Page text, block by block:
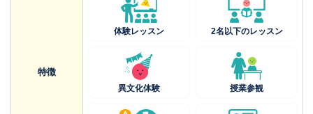
特徴
体験レッスン 2名以下のレッスン
異文化体験 授業参観